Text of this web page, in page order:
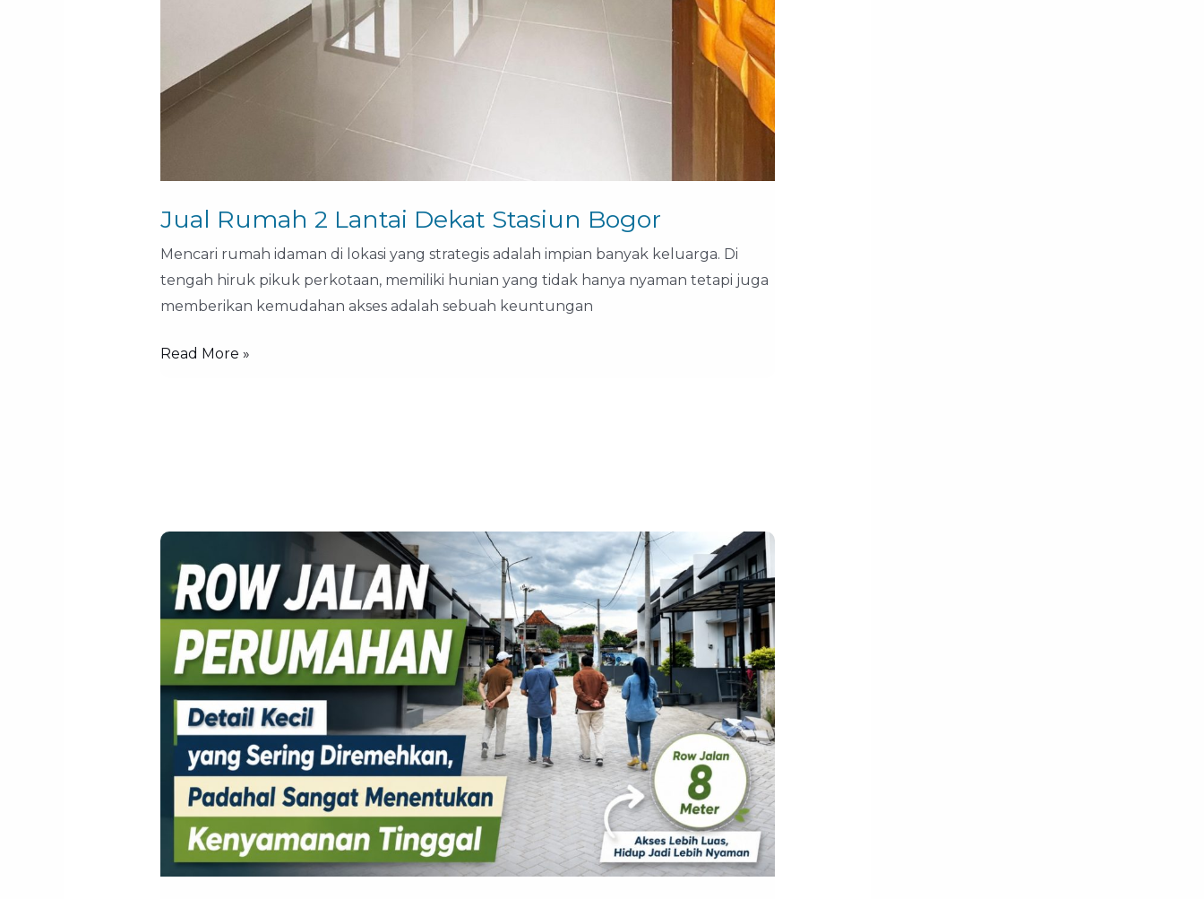
Jual Rumah 2 Lantai Dekat Stasiun Bogor
Mencari rumah idaman di lokasi yang strategis adalah impian banyak keluarga. Di
tengah hiruk pikuk perkotaan, memiliki hunian yang tidak hanya nyaman tetapi juga
memberikan kemudahan akses adalah sebuah keuntungan
Read More »
Row
Jalan
Perumahan
Detail
Kecil
yang
Sering
Diremehkan,
Padahal
Sangat
Menentukan
Kenyamanan
Tinggal